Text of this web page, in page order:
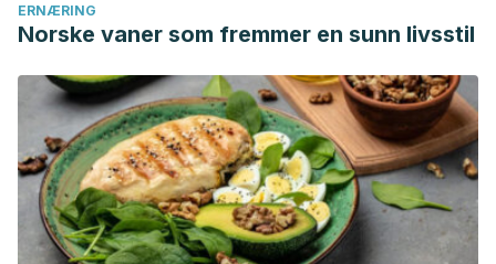
desarrollada en colaboración con la EACTS.
Espanola de Cardiologia .
Pozas G. (2008). El electrocardiograma y su tecnología.
Educación Medica.https://doi.org/Doi
10.1098/Rspb.2003.2365
Periáñez C del B, Huete MEG. Ecocardiograma
transtorácico. Asoc Española Enfermería en Cardiol. 2018;
ERNÆRING
Norske vaner som fremmer en sunn livsstil